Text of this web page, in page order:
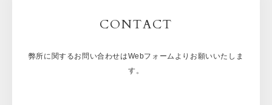
CONTACT
弊所に関するお問い合わせはWebフォームよりお願いいたしま
す。